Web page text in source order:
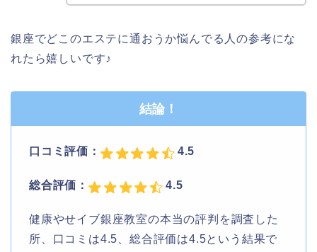
銀座でどこのエステに通おうか悩んでる人の参考にな
れたら嬉しいです♪
結論！
口コミ評価： 4.5
総合評価： 4.5
健康やせイブ銀座教室の本当の評判を調査した
所、口コミは4.5、総合評価は4.5という結果で